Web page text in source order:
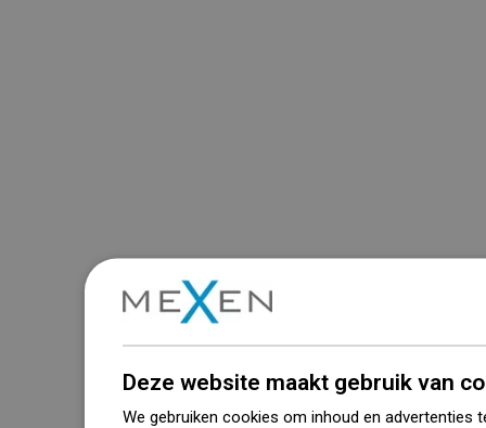
Deze website maakt gebruik van
We gebruiken cookies om inhoud en advertenties